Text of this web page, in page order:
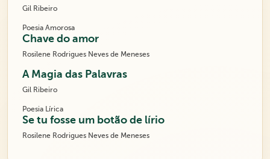
Gil Ribeiro
Poesia Amorosa
Chave do amor
Rosilene Rodrigues Neves de Meneses
A Magia das Palavras
Gil Ribeiro
Poesia Lírica
Se tu fosse um botão de lírio
Rosilene Rodrigues Neves de Meneses